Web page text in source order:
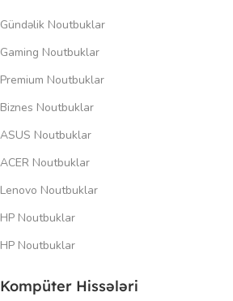
Gündəlik Noutbuklar
Gaming Noutbuklar
Premium Noutbuklar
Biznes Noutbuklar
ASUS Noutbuklar
ACER Noutbuklar
Lenovo Noutbuklar
HP Noutbuklar
HP Noutbuklar
Kompüter Hissələri